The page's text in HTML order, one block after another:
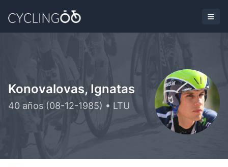
Konovalovas, Ignatas
40 años (08-12-1985) • LTU